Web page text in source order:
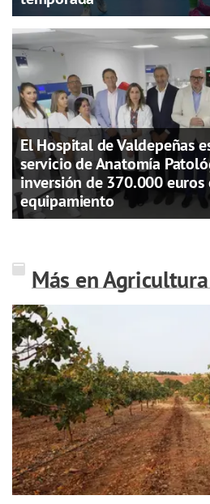
El Hospital de Valdepeñas
servicio de Anatomía
inversión de 370.000 euros
equipamiento
Más en Agricultura